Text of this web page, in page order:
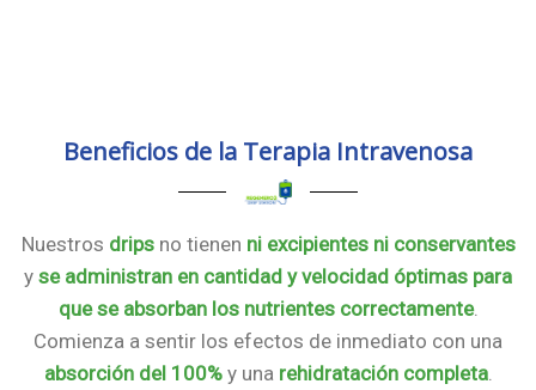
Beneficios de la Terapia Intravenosa
Nuestros dripsno tienen ni excipientes ni conservantes
y se administran en cantidad y velocidad óptimas para
que se absorban los nutrientes correctamente.
Comienza a sentir los efectos de inmediato con una
absorción del 100%y una rehidratación completa.